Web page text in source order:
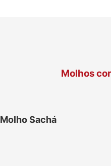
Molhos
Molho Sachá